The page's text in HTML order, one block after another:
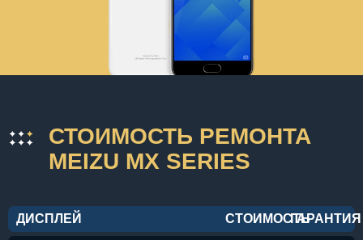
СТОИМОСТЬ РЕМОНТА
MEIZU MX SERIES
ДИСПЛЕЙ СТОИМОСТЬГАРАНТИЯ